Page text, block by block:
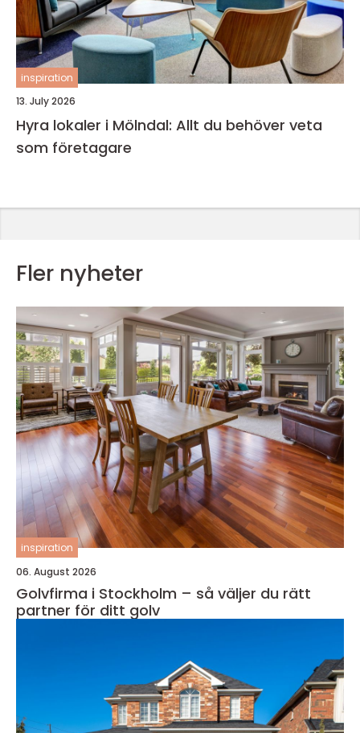
inspiration
13. July 2026
Hyra lokaler i Mölndal: Allt du behöver veta
som företagare
Fler nyheter
inspiration
06. August 2026
Golvfirma i Stockholm – så väljer du rätt
partner för ditt golv